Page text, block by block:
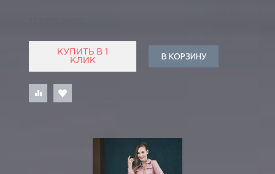
КУПИТЬ В 1
КЛИК
В КОРЗИНУ